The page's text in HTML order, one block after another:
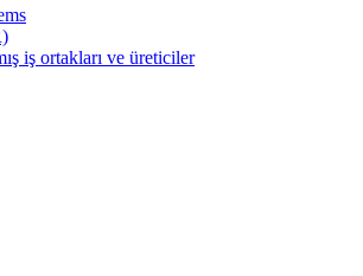
iş ortakları ve üreticiler